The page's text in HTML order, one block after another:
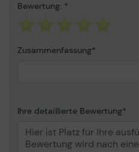
Kennzeichnung
Bewertung:
Zusammenfassung
Ihre detaillierte Bewertung